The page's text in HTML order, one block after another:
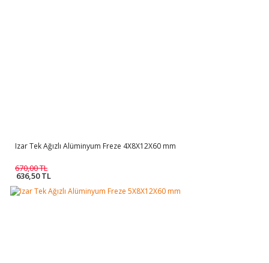
Izar Tek Ağızlı Alüminyum Freze 4X8X12X60 mm
670,00 TL
636,50 TL